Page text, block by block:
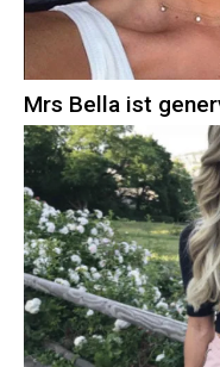
Mrs Bella ist